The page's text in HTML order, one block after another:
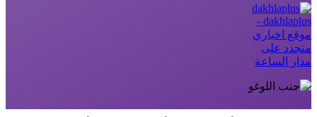
dakhlaplus -
موقع اخباري
متجدد على
مدار الساعة